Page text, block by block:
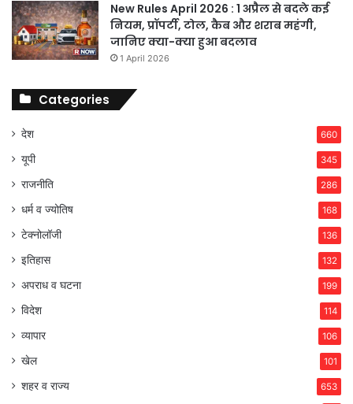
New Rules April 2026 : 1 अप्रैल से बदले कई
नियम, प्रॉपर्टी, टोल, कैब और शराब महंगी,
जानिए क्या-क्या हुआ बदलाव
1 April 2026
Categories
देश 660
यूपी 345
राजनीति 286
धर्म व ज्योतिष 168
टेक्नोलॉजी 136
इतिहास 132
अपराध व घटना 199
विदेश 114
व्यापार 106
खेल 101
शहर व राज्य 653